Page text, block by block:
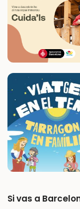
Si vas a